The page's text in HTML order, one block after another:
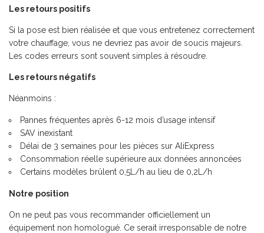
Les retours positifs
Si la pose est bien réalisée et que vous entretenez correctement
votre chauffage, vous ne devriez pas avoir de soucis majeurs.
Les codes erreurs sont souvent simples à résoudre.
Les retours négatifs
Néanmoins :
Pannes fréquentes après 6-12 mois d’usage intensif
SAV inexistant
Délai de 3 semaines pour les pièces sur AliExpress
Consommation réelle supérieure aux données annoncées
Certains modèles brûlent 0,5L/h au lieu de 0,2L/h
Notre position
On ne peut pas vous recommander officiellement un
équipement non homologué. Ce serait irresponsable de notre